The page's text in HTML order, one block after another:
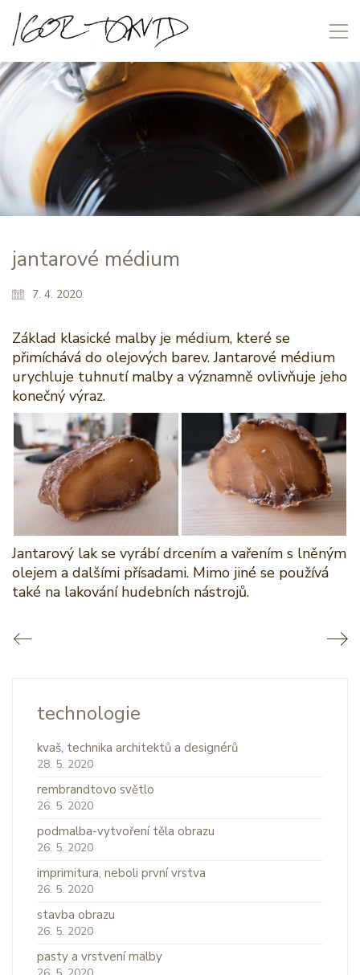
jantarové médium
7. 4. 2020
Základ klasické malby je médium, které se
přimíchává do olejových barev. Jantarové médium
urychluje tuhnutí malby a významně ovlivňuje jeho
konečný výraz.
Jantarový lak se vyrábí drcením a vařením s lněným
olejem a dalšími přísadami. Mimo jiné se používá
také na lakování hudebních nástrojů.
technologie
kvaš, technika architektů a designérů
28. 5. 2020
rembrandtovo světlo
26. 5. 2020
podmalba-vytvoření těla obrazu
26. 5. 2020
imprimitura, neboli první vrstva
26. 5. 2020
stavba obrazu
26. 5. 2020
pasty a vrstvení malby